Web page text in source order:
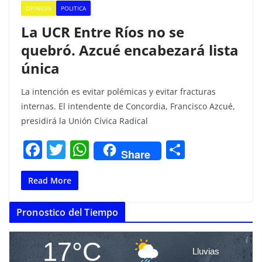
OPINION POLITICA
La UCR Entre Ríos no se
quebró. Azcué encabezará lista
única
La intención es evitar polémicas y evitar fracturas
internas. El intendente de Concordia, Francisco Azcué,
presidirá la Unión Cívica Radical
F
a
c
e
b
o
T
w
itt
er
W
h
s
A
p
Share
ar
tir
Read More
Pronostico del Tiempo
17°C Lluvias